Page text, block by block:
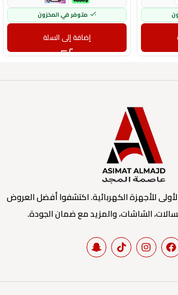
متوفر في المخزون
إضافة إلى السلة
للأجهزة الكهربائية. اكتشفوا أفضل العروض
الشاشات، والمزيد مع ضمان الجودة.